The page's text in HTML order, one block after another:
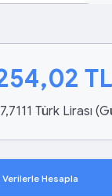
TL
Türk Lirası
Hesapla